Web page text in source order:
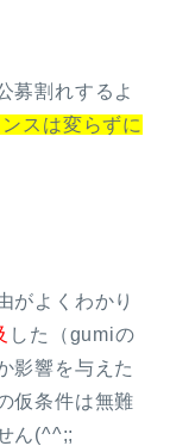
募割れするよ
スは変らずに
がよくわかり
した（gumiの
影響を与えた
仮条件は無難
ん(^^;;